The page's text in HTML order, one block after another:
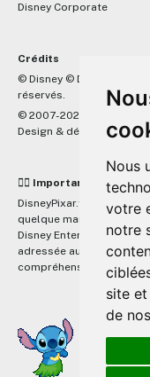
Nous
votre
notre
site
de
Disney Corporate
Crédits
© Disney © Disney/Pixar ©
réservés.
© 2007-2026
Design &
☝🏼 Important
DisneyPixar.fr est un site
quelque manière que ce
Disney Enterprises, Inc
adressée aux studios
compréhension.